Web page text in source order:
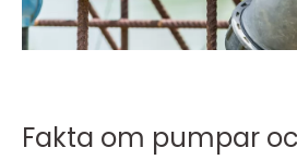
Fakta om pumpar